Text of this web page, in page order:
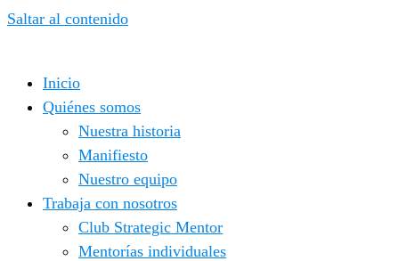
Saltar al contenido
Inicio
Quiénes somos
Nuestra historia
Manifiesto
Nuestro equipo
Trabaja con nosotros
Club Strategic Mentor
Mentorías individuales